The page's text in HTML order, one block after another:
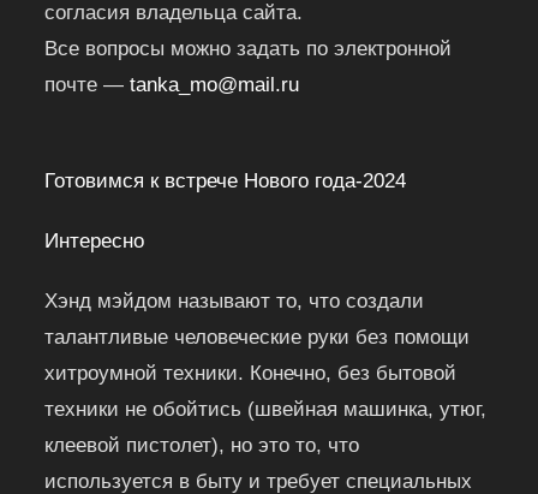
согласия владельца сайта.
Все вопросы можно задать по электронной
почте —tanka_mo@mail.ru
Готовимся к встрече Нового года-2024
Интересно
Хэнд мэйдом называют то, что создали
талантливые человеческие руки без помощи
хитроумной техники. Конечно, без бытовой
техники не обойтись (швейная машинка, утюг,
клеевой пистолет), но это то, что
используется в быту и требует специальных